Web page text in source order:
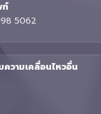
ท์
5062
วามเคลื่อนไหวอื่น